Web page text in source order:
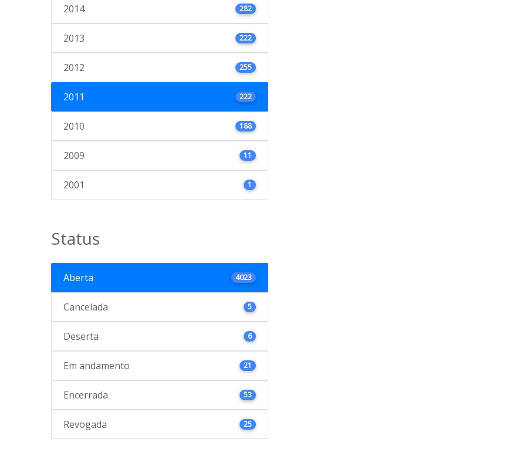
2014 282
2013 222
2012 255
2011 222
2010 188
2009 11
2001 1
Status
Aberta 4023
Cancelada 5
Deserta 6
Em andamento 21
Encerrada 53
Revogada 25